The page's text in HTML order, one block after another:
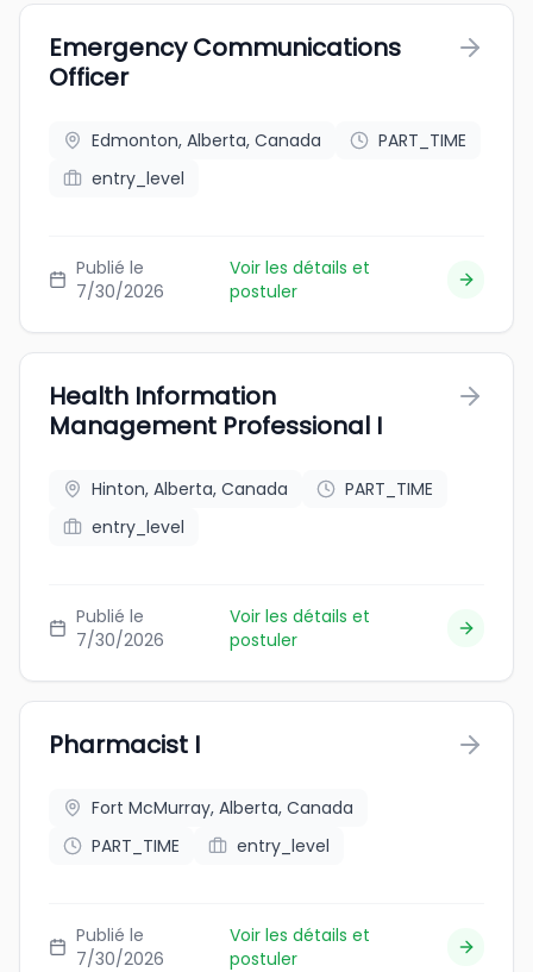
Emergency Communications
Officer
Edmonton, Alberta, Canada
PART_TIME
entry_level
Publié le
7/30/2026
Voir les détails et
postuler
Health Information
Management Professional I
Hinton, Alberta, Canada
PART_TIME
entry_level
Publié le
7/30/2026
Voir les détails et
postuler
Pharmacist I
Fort McMurray, Alberta, Canada
PART_TIME
entry_level
Publié le
7/30/2026
Voir les détails et
postuler